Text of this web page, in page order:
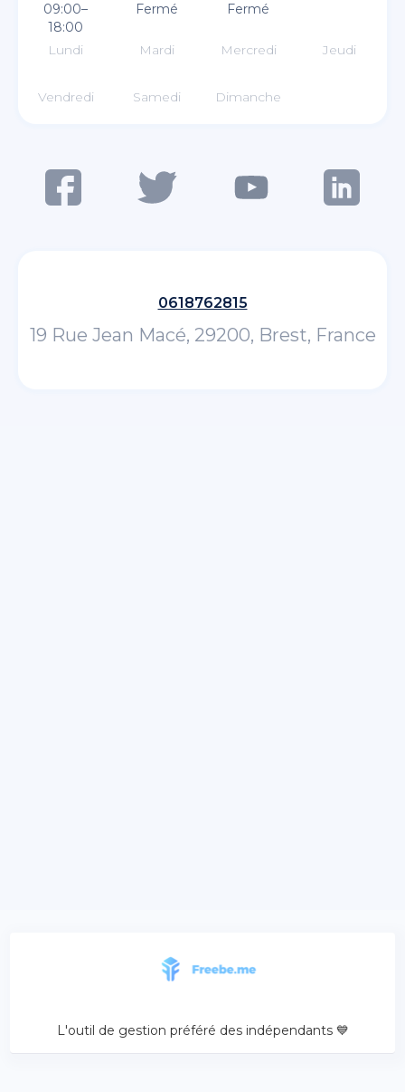
09:00–
18:00
Fermé Fermé
Lundi Mardi Mercredi Jeudi
Vendredi Samedi Dimanche
0618762815
19 Rue Jean Macé, 29200, Brest, France
L'outil de gestion préféré des indépendants 💙